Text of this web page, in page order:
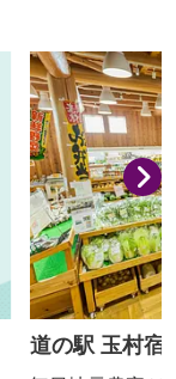
多胡郡をしのば
碑のレプリカ（
の書風にかかわ
を展示していま
井いしぶみの里
場にもなってい
道の駅 玉村宿